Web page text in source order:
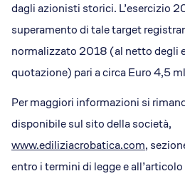
dagli azionisti storici. L’esercizio
superamento di tale target
normalizzato 2018 (al netto degli
quotazione) pari a circa Euro 4,5
Per maggiori informazioni si
disponibile sul sito della società,
www.ediliziacrobatica.com,
entro i termini di legge e